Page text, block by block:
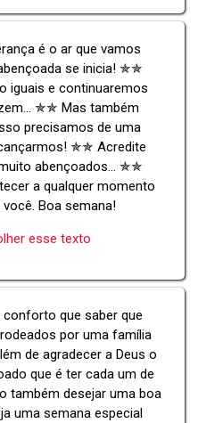
é o ar que vamos
se inicia! ✯✯
iguais e continuaremos
✯✯ Mas também
precisamos de uma
✯✯ Acredite
abençoados... ✯✯
a qualquer momento
Boa semana!
esse texto
que saber que
por uma família
de agradecer a Deus o
que é ter cada um de
também desejar uma boa
uma semana especial